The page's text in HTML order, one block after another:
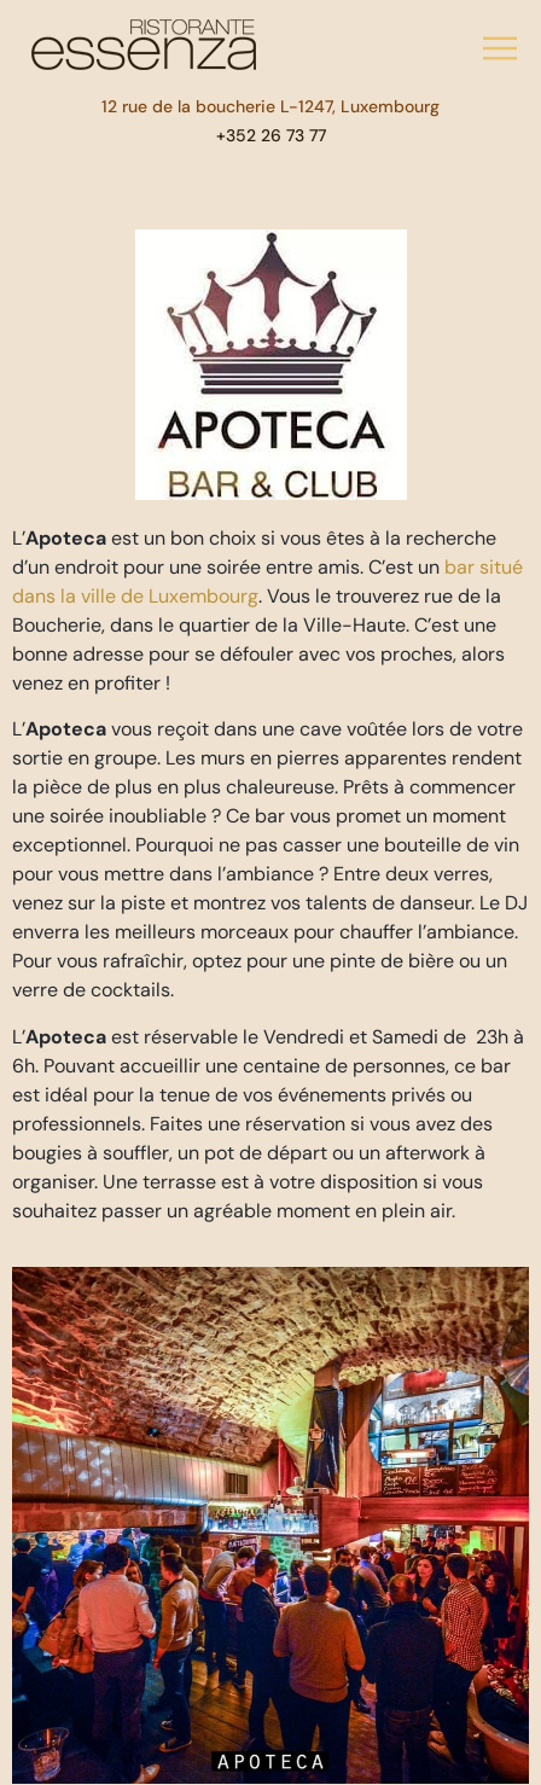
12 rue de la boucherie L-1247, Luxembourg
+352 26 73 77
L’Apotecaest un bon choix si vous êtes à la recherche
d’un endroit pour une soirée entre amis. C’est un bar situé
dans la ville de Luxembourg. Vous le trouverez rue de la
Boucherie, dans le quartier de la Ville-Haute. C’est une
bonne adresse pour se défouler avec vos proches, alors
venez en profiter !
L’Apotecavous reçoit dans une cave voûtée lors de votre
sortie en groupe. Les murs en pierres apparentes rendent
la pièce de plus en plus chaleureuse. Prêts à commencer
une soirée inoubliable ? Ce bar vous promet un moment
exceptionnel. Pourquoi ne pas casser une bouteille de vin
pour vous mettre dans l’ambiance ? Entre deux verres,
venez sur la piste et montrez vos talents de danseur. Le DJ
enverra les meilleurs morceaux pour chauffer l’ambiance.
Pour vous rafraîchir, optez pour une pinte de bière ou un
verre de cocktails.
L’Apotecaest réservable le Vendredi et Samedi de 23h à
6h. Pouvant accueillir une centaine de personnes, ce bar
est idéal pour la tenue de vos événements privés ou
professionnels. Faites une réservation si vous avez des
bougies à souffler, un pot de départ ou un afterwork à
organiser. Une terrasse est à votre disposition si vous
souhaitez passer un agréable moment en plein air.